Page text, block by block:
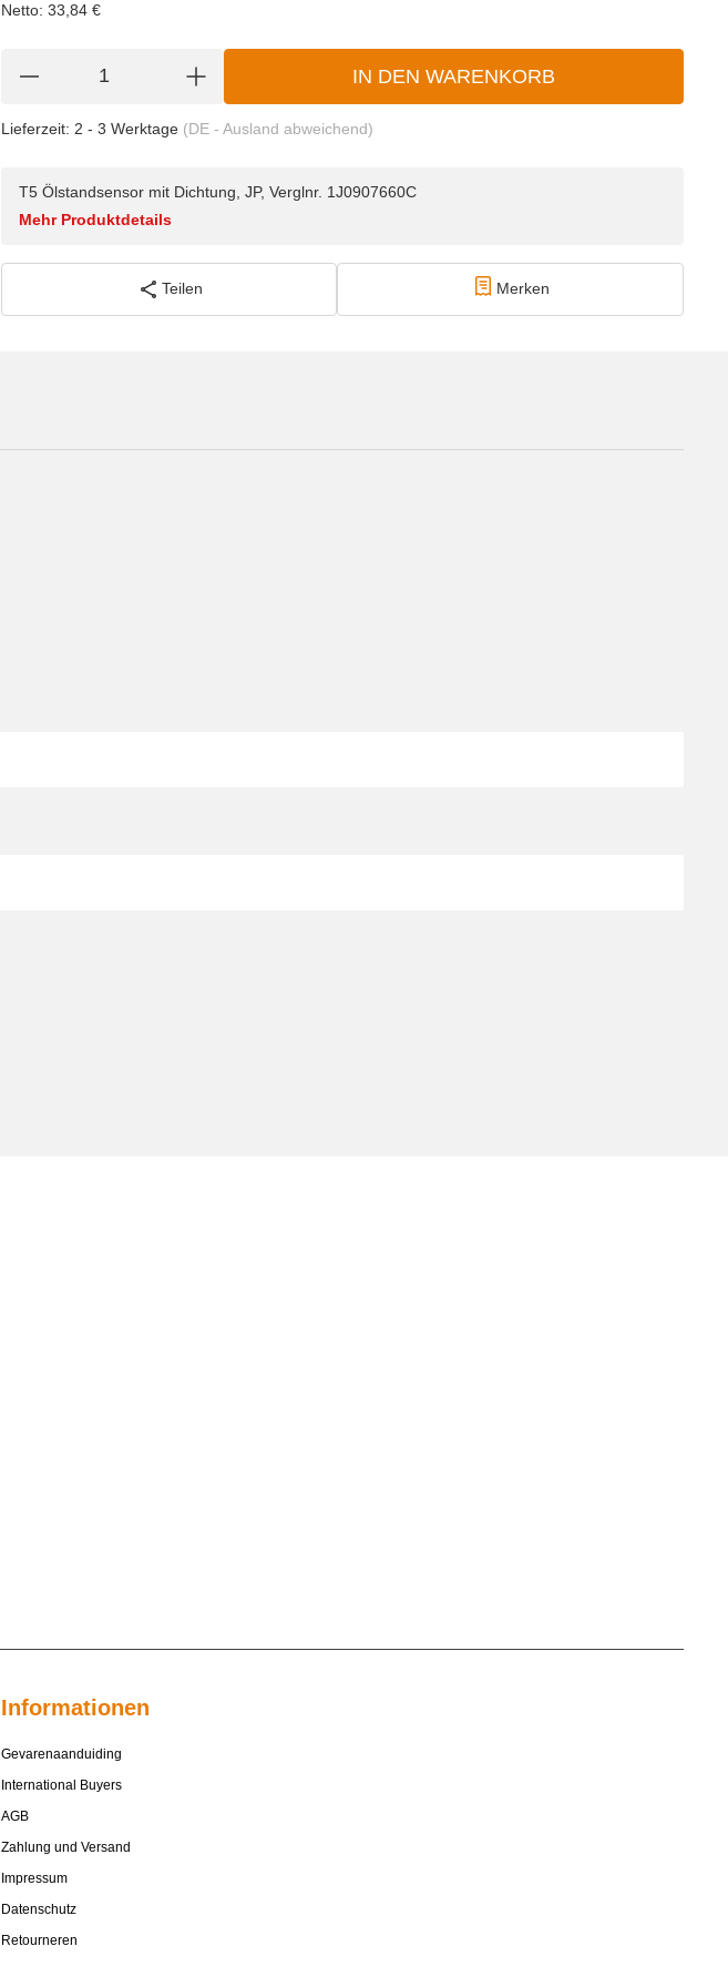
Netto: 33,84 €
IN DEN WARENKORB
Lieferzeit: 2 - 3 Werktage (DE - Ausland abweichend)
T5 Ölstandsensor mit Dichtung, JP, Verglnr. 1J0907660C
Mehr Produktdetails
Teilen Merken
Informationen
Gevarenaanduiding
International Buyers
AGB
Zahlung und Versand
Impressum
Datenschutz
Retourneren